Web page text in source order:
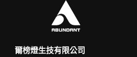
爾榜燈生技有限公司